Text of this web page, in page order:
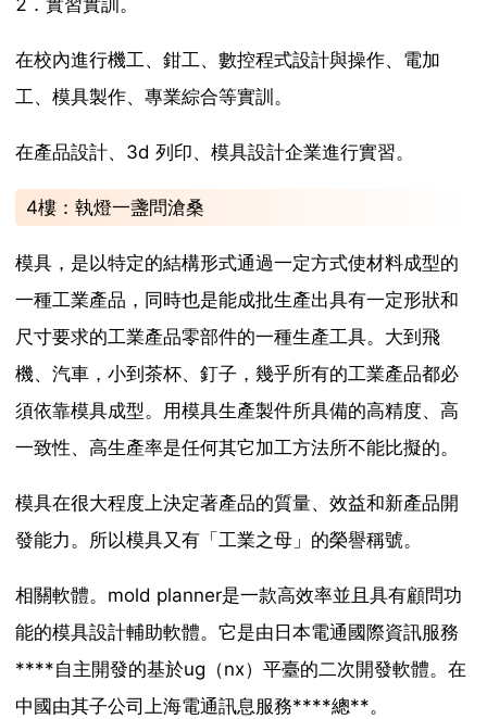
2．實習實訓。
在校內進行機工、鉗工、數控程式設計與操作、電加
工、模具製作、專業綜合等實訓。
在產品設計、3d 列印、模具設計企業進行實習。
4樓：執燈一盞問滄桑
模具，是以特定的結構形式通過一定方式使材料成型的
一種工業產品，同時也是能成批生產出具有一定形狀和
尺寸要求的工業產品零部件的一種生產工具。大到飛
機、汽車，小到茶杯、釘子，幾乎所有的工業產品都必
須依靠模具成型。用模具生產製件所具備的高精度、高
一致性、高生產率是任何其它加工方法所不能比擬的。
模具在很大程度上決定著產品的質量、效益和新產品開
發能力。所以模具又有「工業之母」的榮譽稱號。
相關軟體。mold planner是一款高效率並且具有顧問功
能的模具設計輔助軟體。它是由日本電通國際資訊服務
****自主開發的基於ug（nx）平臺的二次開發軟體。在
中國由其子公司上海電通訊息服務****總**。